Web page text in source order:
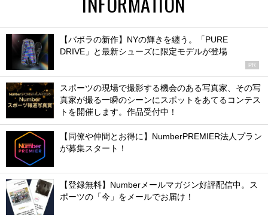
【バボラの新作】NYの輝きを纏う。「PURE
DRIVE」と最新シューズに限定モデルが登場
PR
スポーツの現場で撮影する機会のある写真家、その写
真家が撮る一瞬のシーンにスポットをあてるコンテス
トを開催します。作品受付中！
【同僚や仲間とお得に】NumberPREMIER法人プラン
が募集スタート！
【登録無料】Numberメールマガジン好評配信中。ス
ポーツの「今」をメールでお届け！